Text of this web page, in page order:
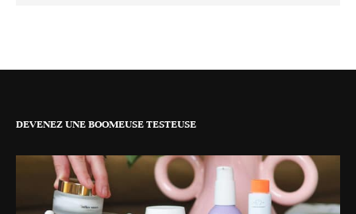
DEVENEZ UNE BOOMEUSE TESTEUSE